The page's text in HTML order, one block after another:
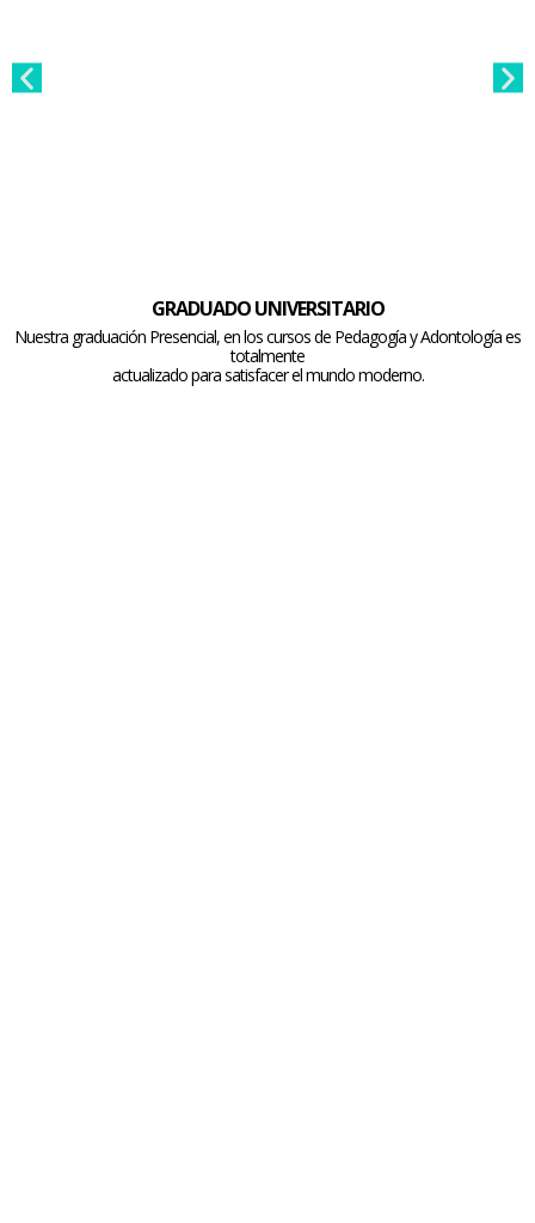
GRADUADO UNIVERSITARIO
Nuestra graduación Presencial, en los cursos de Pedagogía y Adontología es
totalmente
actualizado para satisfacer el mundo moderno.